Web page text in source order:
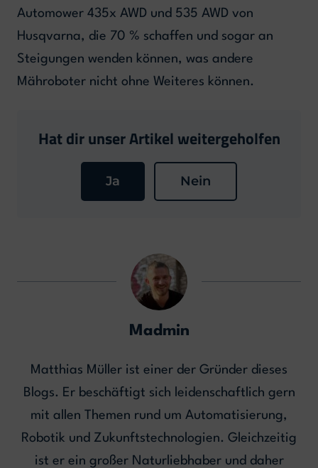
Automower 435x AWD und 535 AWD von
Husqvarna, die 70 % schaffen und sogar an
Steigungen wenden können, was andere
Mähroboter nicht ohne Weiteres können.
Hat dir unser Artikel weitergeholfen
Ja Nein
Madmin
Matthias Müller ist einer der Gründer dieses
Blogs. Er beschäftigt sich leidenschaftlich gern
mit allen Themen rund um Automatisierung,
Robotik und Zukunftstechnologien. Gleichzeitig
ist er ein großer Naturliebhaber und daher